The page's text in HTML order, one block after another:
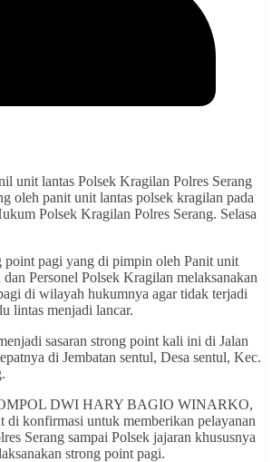
unit lantas Polsek Kragilan Polres Serang
oleh panit unit lantas polsek kragilan pada
Polsek Kragilan Polres Serang. Selasa
point pagi yang di pimpin oleh Panit unit
Personel Polsek Kragilan melaksanakan
di wilayah hukumnya agar tidak terjadi
lintas menjadi lancar.
sasaran strong point kali ini di Jalan
di Jembatan sentul, Desa sentul, Kec.
DWI HARY BAGIO WINARKO,
di konfirmasi untuk memberikan pelayanan
Serang sampai Polsek jajaran khususnya
strong point pagi.